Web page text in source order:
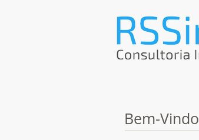
Bem-Vindo